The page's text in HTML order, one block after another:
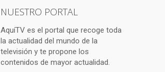
NUESTRO PORTAL
AquíTV es el portal que recoge toda
la actualidad del mundo de la
televisión y te propone los
contenidos de mayor actualidad.